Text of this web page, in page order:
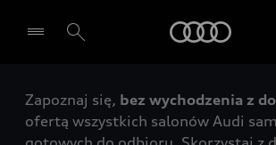
Wybierz Twojego Partnera Audi
Zapoznaj się, bez wychodzenia z
ofertą wszystkich salonów Audi